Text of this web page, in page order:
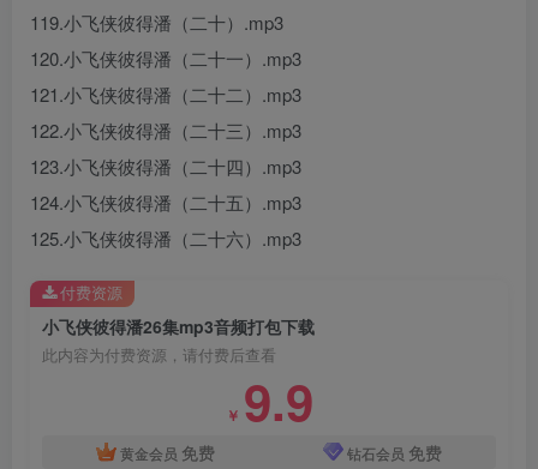
119.小飞侠彼得潘（二十）.mp3
120.小飞侠彼得潘（二十一）.mp3
121.小飞侠彼得潘（二十二）.mp3
122.小飞侠彼得潘（二十三）.mp3
123.小飞侠彼得潘（二十四）.mp3
124.小飞侠彼得潘（二十五）.mp3
125.小飞侠彼得潘（二十六）.mp3
小飞侠彼得潘26集mp3音频打包下载
此内容为付费资源，请付费后查看
￥ 9.9
黄金会员 免费 钻石会员 免费
付费资源